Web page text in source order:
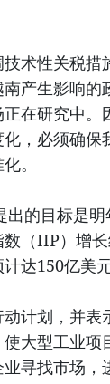
术性关税措
产生影响的
在研究中。
，必须确保
。
出的目标是
（IIP）增
达150亿美元
计划，并表
大型工业项
寻找市场，